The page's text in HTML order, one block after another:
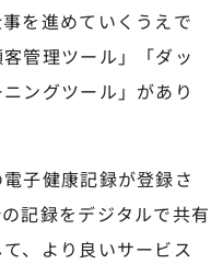
を進めていくうえで
管理ツール」「ダッ
ングツール」があり
子健康記録が登録さ
記録をデジタルで共有
、より良いサービス